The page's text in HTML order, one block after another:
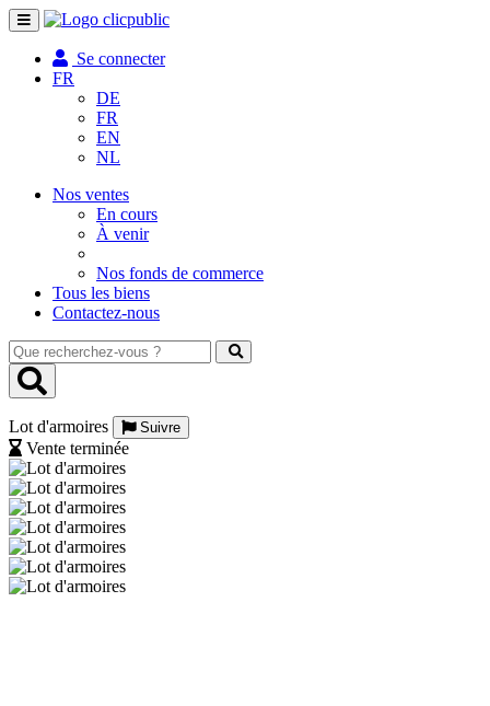
Toggle
navigation
Se connecter
FR
DE
FR
EN
NL
Nos ventes
En cours
À venir
Nos fonds de commerce
Tous les biens
Contactez-nous
Que
recherchez-
vous
Lot d'armoires
Suivre
Vente terminée